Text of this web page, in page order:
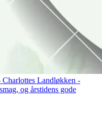
Charlottes Landløkken -
og årstidens gode